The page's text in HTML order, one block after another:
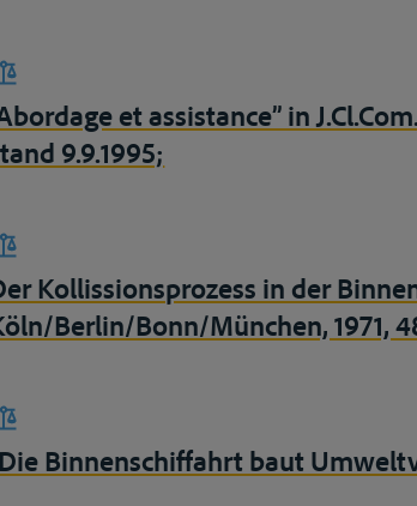
et assistance” in
9.9.1995;
Kollissionsprozess in der
Berlin/Bonn/München, 1971,
Binnenschiffahrt baut